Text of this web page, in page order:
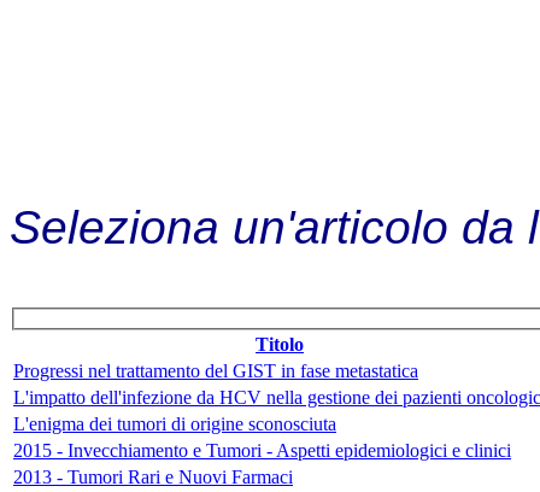
Seleziona un'articolo da
Titolo
Progressi nel trattamento del GIST in fase metastatica
L'impatto dell'infezione da HCV nella gestione dei pazienti
L'enigma dei tumori di origine sconosciuta
2015 - Invecchiamento e Tumori - Aspetti epidemiologici e clinici
2013 - Tumori Rari e Nuovi Farmaci